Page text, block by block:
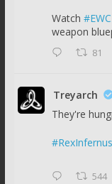
Watch
weapon
81
Treyarch
They're
#RexInfernus
544